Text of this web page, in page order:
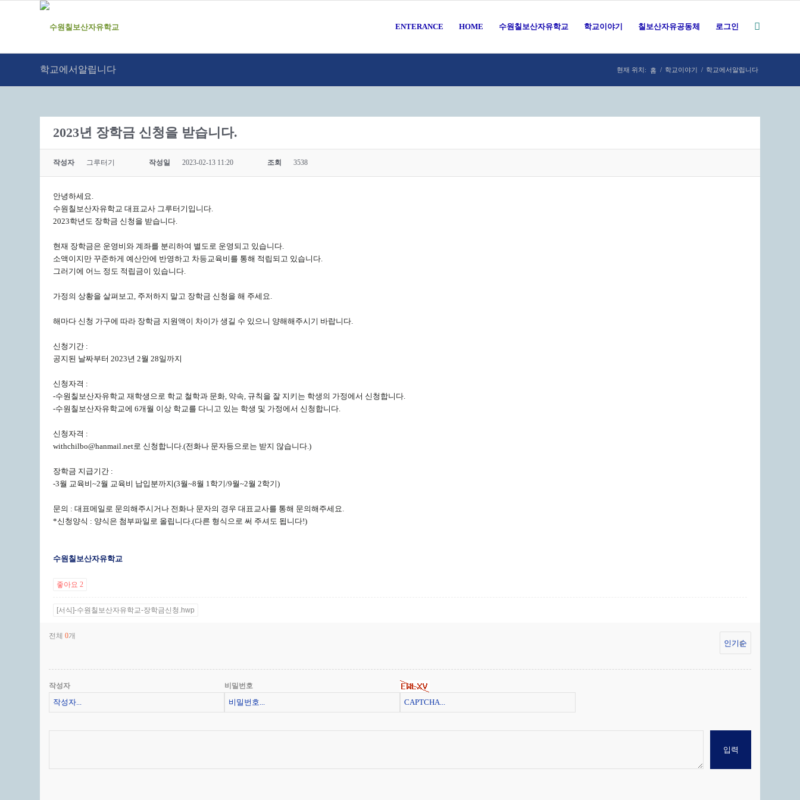
ENTERANCE HOME 수원칠보산자유학교 학교이야기 칠보산자유공동체 로그인
학교에서알립니다 현재 위치: 홈 / 학교이야기 / 학교에서알립니다
2023년 장학금 신청을 받습니다.
작성자 그루터기 작성일 2023-02-13 11:20 조회 3538
안녕하세요.
수원칠보산자유학교 대표교사 그루터기입니다.
2023학년도 장학금 신청을 받습니다.
현재 장학금은 운영비와 계좌를 분리하여 별도로 운영되고 있습니다.
소액이지만 꾸준하게 예산안에 반영하고 차등교육비를 통해 적립되고 있습니다.
그러기에 어느 정도 적립금이 있습니다.
가정의 상황을 살펴보고, 주저하지 말고 장학금 신청을 해 주세요.
해마다 신청 가구에 따라 장학금 지원액이 차이가 생길 수 있으니 양해해주시기 바랍니다.
신청기간 :
공지된 날짜부터 2023년 2월 28일까지
신청자격 :
-수원칠보산자유학교 재학생으로 학교 철학과 문화, 약속, 규칙을 잘 지키는 학생의 가정에서 신청합니다.
-수원칠보산자유학교에 6개월 이상 학교를 다니고 있는 학생 및 가정에서 신청합니다.
신청자격 :
withchilbo@hanmail.net로 신청합니다.(전화나 문자등으로는 받지 않습니다.)
장학금 지급기간 :
-3월 교육비~2월 교육비 납입분까지(3월~8월 1학기/9월~2월 2학기)
문의 : 대표메일로 문의해주시거나 전화나 문자의 경우 대표교사를 통해 문의해주세요.
*신청양식 : 양식은 첨부파일로 올립니다.(다른 형식으로 써 주셔도 됩니다!)
수원칠보산자유학교
좋아요 2
[서식]-수원칠보산자유학교-장학금신청.hwp
전체 0개
작성자 비밀번호